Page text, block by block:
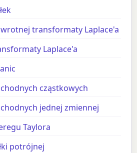
transformaty Laplace'a
Laplace'a
cząstkowych
jednej zmiennej
Taylora
potrójnej